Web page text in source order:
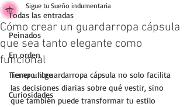
Todas las entradas
Peinados
En orden
Tiempo libre
Curiosidades
Cómo crear un guardarropa cápsula
que sea tanto elegante como
funcional
Sigue tu Sueño indumentaria
Tener un guardarropa cápsula no solo facilita
las decisiones diarias sobre qué vestir, sino
que también puede transformar tu estilo